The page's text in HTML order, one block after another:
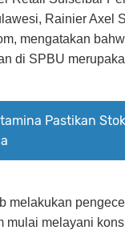
Rainier Axel
mengatakan
di SPBU
Pastikan Stok
melakukan
mulai melayani